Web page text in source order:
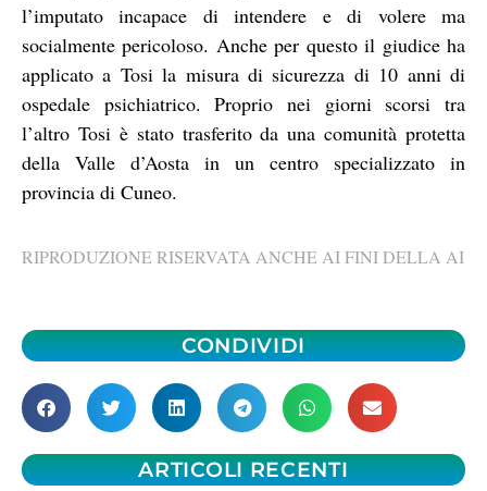
l’imputato incapace di intendere e di volere ma
socialmente pericoloso. Anche per questo il giudice ha
applicato a Tosi la misura di sicurezza di 10 anni di
ospedale psichiatrico. Proprio nei giorni scorsi tra
l’altro Tosi è stato trasferito da una comunità protetta
della Valle d’Aosta in un centro specializzato in
provincia di Cuneo.
RIPRODUZIONE RISERVATA ANCHE AI FINI DELLA AI
CONDIVIDI
ARTICOLI RECENTI